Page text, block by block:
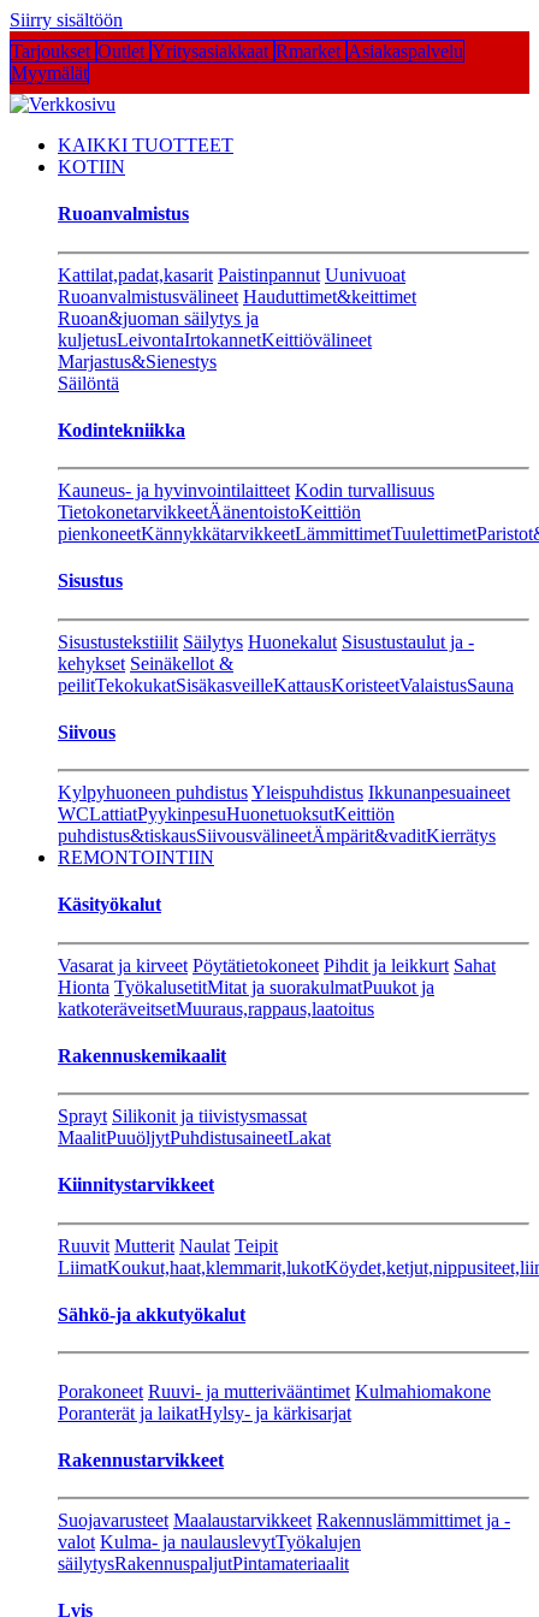
Siirry sisältöön
Tarjoukset Outlet Yritysasiakkaat Rmarket Asiakaspalvelu
Myymälät
KAIKKI TUOTTEET
KOTIIN
Ruoanvalmistus
Kattilat,padat,kasarit Paistinpannut Uunivuoat
Ruoanvalmistusvälineet Hauduttimet&keittimet
Ruoan&juoman säilytys ja
kuljetusLeivontaIrtokannetKeittiövälineet
Marjastus&Sienestys
Säilöntä
Kodintekniikka
Kauneus- ja hyvinvointilaitteet Kodin turvallisuus
TietokonetarvikkeetÄänentoistoKeittiön
pienkoneetKännykkätarvikkeetLämmittimetTuulettimet
Sisustus
Sisustustekstiilit Säilytys Huonekalut Sisustustaulut ja -
kehykset Seinäkellot &
peilitTekokukatSisäkasveilleKattausKoristeetValaistusSauna
Siivous
Kylpyhuoneen puhdistusYleispuhdistus Ikkunanpesuaineet
WCLattiatPyykinpesuHuonetuoksutKeittiön
puhdistus&tiskausSiivousvälineetÄmpärit&vaditKierrätys
REMONTOINTIIN
Käsityökalut
Vasarat ja kirveet Pöytätietokoneet Pihdit ja leikkurt Sahat
Hionta TyökalusetitMitat ja suorakulmatPuukot ja
katkoteräveitsetMuuraus,rappaus,laatoitus
Rakennuskemikaalit
Sprayt Silikonit ja tiivistysmassat
MaalitPuuöljytPuhdistusaineetLakat
Kiinnitystarvikkeet
Ruuvit Mutterit Naulat Teipit
LiimatKoukut,haat,klemmarit,lukot
Sähkö-ja akkutyökalut
Porakoneet Ruuvi- ja mutterivääntimet Kulmahiomakone
Poranterät ja laikatHylsy- ja kärkisarjat
Rakennustarvikkeet
Suojavarusteet Maalaustarvikkeet Rakennuslämmittimet ja -
valot Kulma- ja naulauslevytTyökalujen
säilytysRakennuspaljutPintamateriaalit
Lvis